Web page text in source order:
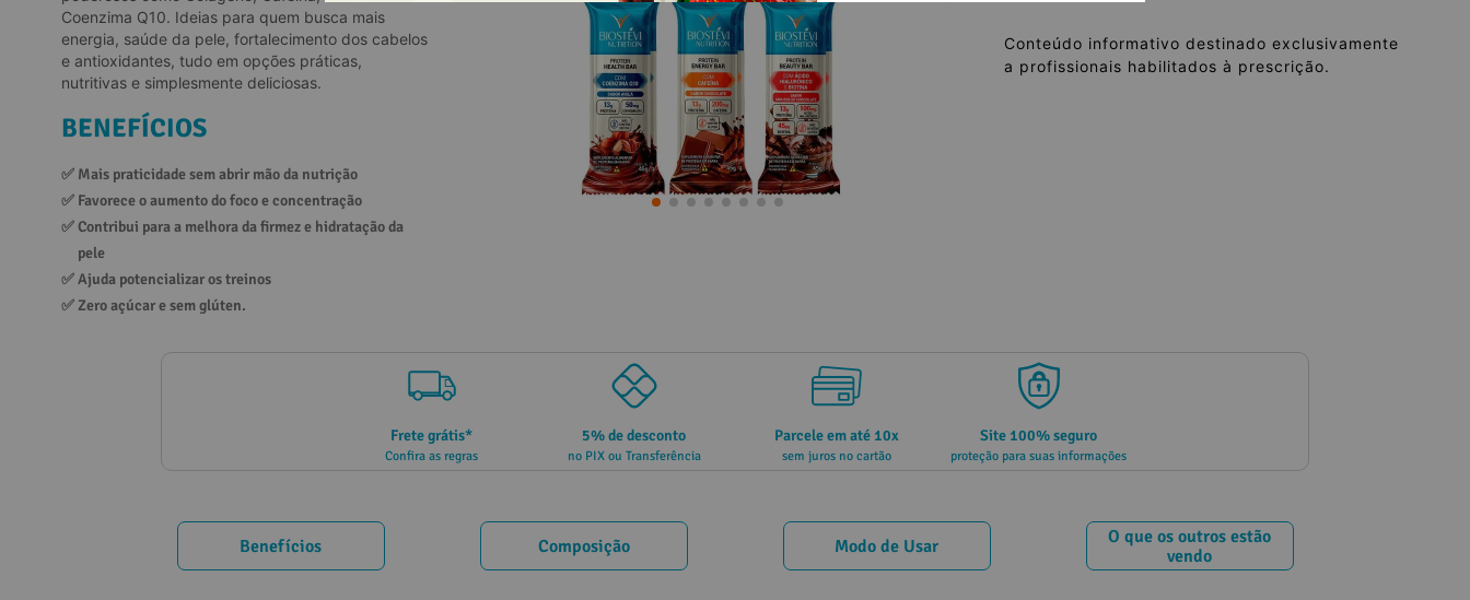
Coenzima Q10. Ideias para quem busca mais
energia, saúde da pele, fortalecimento dos cabelos
e antioxidantes, tudo em opções práticas,
nutritivas e simplesmente deliciosas.
BENEFÍCIOS
✅ Mais praticidade sem abrir mão da nutrição
✅ Favorece o aumento do foco e concentração
✅ Contribui para a melhora da firmez e hidratação da
pele
✅ Ajuda potencializar os treinos
✅ Zero açúcar e sem glúten.
Conteúdo informativo destinado exclusivamente
a profissionais habilitados à prescrição.
Frete grátis*
Confira as regras
5% de desconto
no PIX ou Transferência
Parcele em até 10x
sem juros no cartão
Site 100% seguro
proteção para suas informações
Benefícios Composição Modo de Usar
O que os outros estão
vendo
10º vitamina